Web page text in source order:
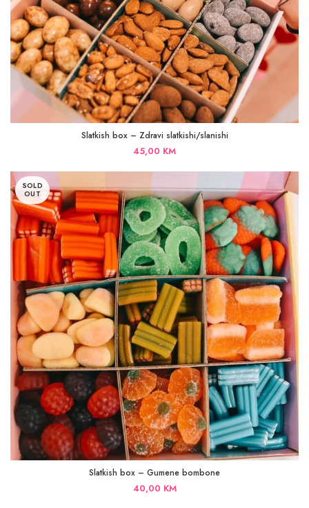
Slatkish box – Zdravi slatkishi/slanishi
45,00 KM
SOLD
OUT
Slatkish box – Gumene bombone
40,00 KM